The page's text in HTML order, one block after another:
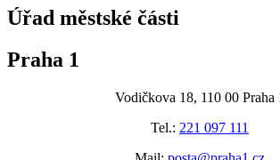
Úřad městské části
Praha 1
Vodičkova 18, 110 00 Praha
Tel.: 221 097 111